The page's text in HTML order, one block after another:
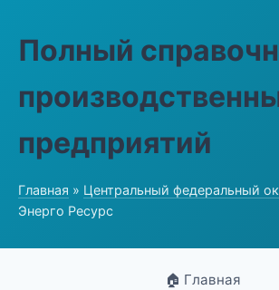
Полный
предприятий
Главная » Центральный федеральный
Энерго Ресурс
🏠 Главная